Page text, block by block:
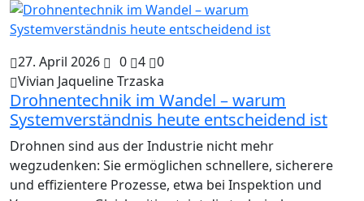
27. April 2026 0 4
0
Vivian Jaqueline Trzaska
Drohnentechnik im Wandel – warum
Systemverständnis heute entscheidend ist
Drohnen sind aus der Industrie nicht mehr
wegzudenken: Sie ermöglichen schnellere, sicherere
und effizientere Prozesse, etwa bei Inspektion und